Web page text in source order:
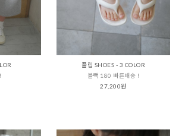
플립 SHOES - 3 COLOR
블랙 180 빠른배송 !
27,200원